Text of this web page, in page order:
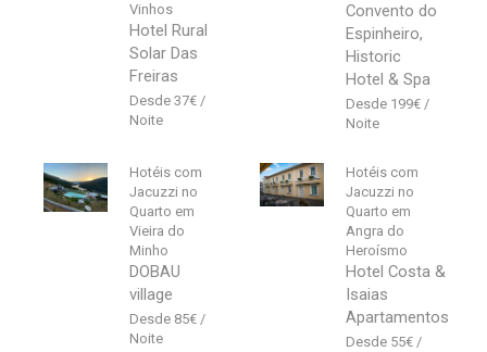
Vinhos
Hotel Rural
Solar Das
Freiras
37€
Convento do
Espinheiro,
Historic
Hotel & Spa
199€
Hotéis com
Jacuzzi no
Quarto em
Vieira do
Minho
DOBAU
village
85€
Hotéis com
Jacuzzi no
Quarto em
Angra do
Heroísmo
Hotel Costa &
Isaias
Apartamentos
55€